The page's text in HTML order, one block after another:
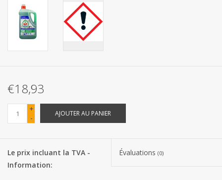
Matériel d'emballage
Fournitures de bureau
Produits Covid-19
Confiserie Saint-Nicolas
Bonbons de carnaval
€18,93
+
-
AJOUTER AU PANIER
Le prix incluant la TVA -
Information:
Évaluations (0)